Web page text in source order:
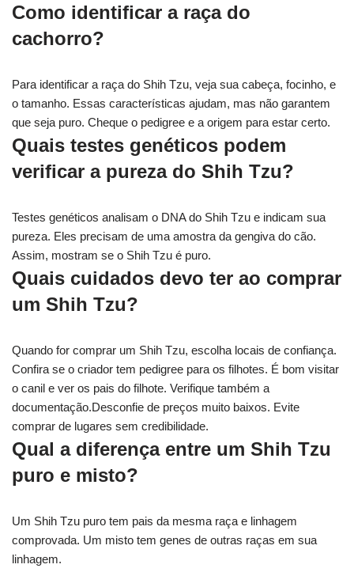
Como identificar a raça do
cachorro?
Para identificar a raça do Shih Tzu, veja sua cabeça, focinho, e
o tamanho. Essas características ajudam, mas não garantem
que seja puro. Cheque o pedigree e a origem para estar certo.
Quais testes genéticos podem
verificar a pureza do Shih Tzu?
Testes genéticos analisam o DNA do Shih Tzu e indicam sua
pureza. Eles precisam de uma amostra da gengiva do cão.
Assim, mostram se o Shih Tzu é puro.
Quais cuidados devo ter ao comprar
um Shih Tzu?
Quando for comprar um Shih Tzu, escolha locais de confiança.
Confira se o criador tem pedigree para os filhotes. É bom visitar
o canil e ver os pais do filhote. Verifique também a
documentação.Desconfie de preços muito baixos. Evite
comprar de lugares sem credibilidade.
Qual a diferença entre um Shih Tzu
puro e misto?
Um Shih Tzu puro tem pais da mesma raça e linhagem
comprovada. Um misto tem genes de outras raças em sua
linhagem.